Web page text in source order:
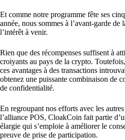
Et comme notre programme fête ses
année, nous sommes à l’avant-garde de
l’intérêt à venir.
Rien que des récompenses suffisent à
croiyants au pays de la crypto.
ces avantages à des transactions
obtenez une puissante combinaison de
de confidentialité.
En regroupant nos efforts avec les
l’alliance POS, CloakCoin fait partie
élargie qui s’emploie à améliorer le
preuve de prise de participation.